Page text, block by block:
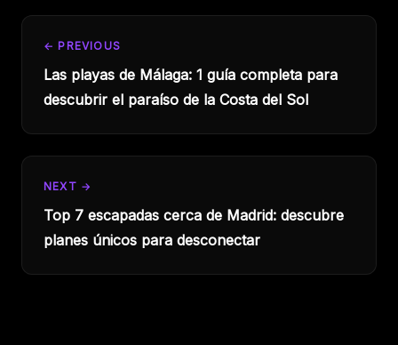
← PREVIOUS
Las playas de Málaga: 1 guía completa para
descubrir el paraíso de la Costa del Sol
NEXT →
Top 7 escapadas cerca de Madrid: descubre
planes únicos para desconectar